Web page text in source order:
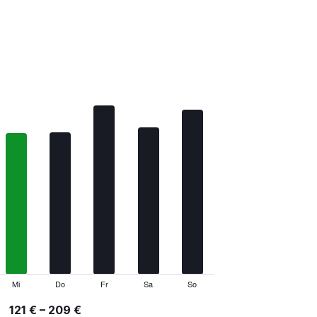
Mi Do Fr Sa So
121 € – 209 €